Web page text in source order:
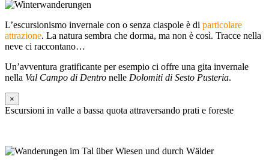
L’escursionismo invernale con o senza ciaspole è di particolare
attrazione. La natura sembra che dorma, ma non è così. Tracce nella
neve ci raccontano…
Un’avventura gratificante per esempio ci offre una gita invernale
nella Val Campo di Dentro nelle Dolomiti di Sesto Pusteria.
×
Escursioni in valle a bassa quota attraversando prati e foreste